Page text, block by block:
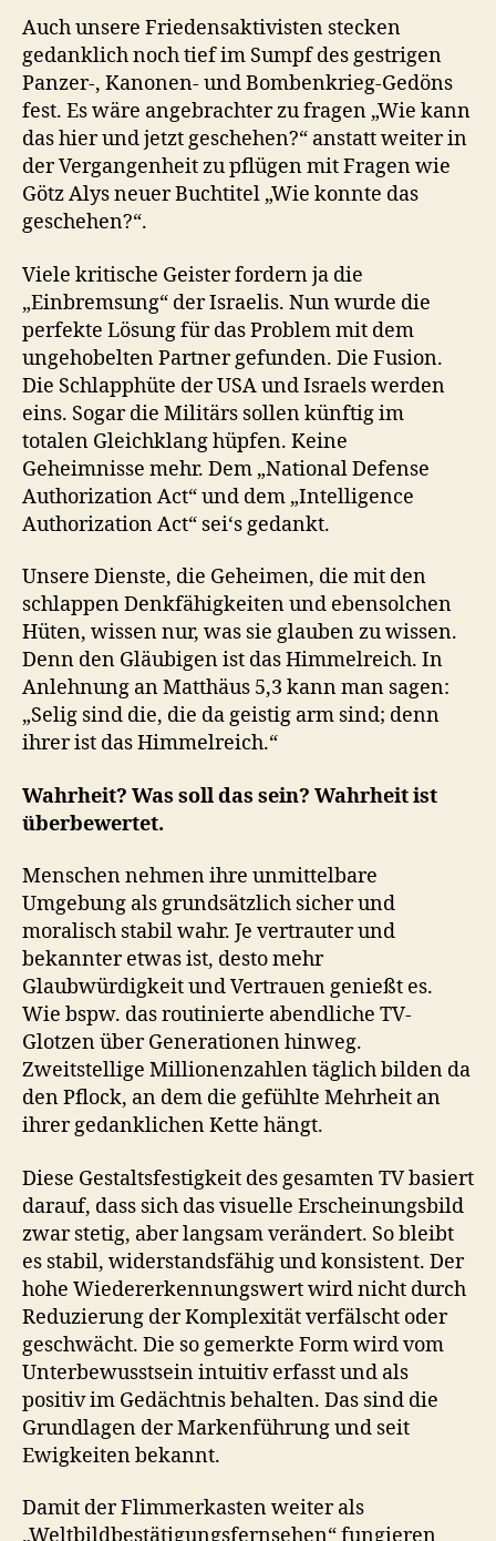
Auch unsere Friedensaktivisten stecken
gedanklich noch tief im Sumpf des gestrigen
Panzer-, Kanonen- und Bombenkrieg-Gedöns
fest. Es wäre angebrachter zu fragen „Wie kann
das hier und jetzt geschehen?“ anstatt weiter in
der Vergangenheit zu pflügen mit Fragen wie
Götz Alys neuer Buchtitel „Wie konnte das
geschehen?“.
Viele kritische Geister fordern ja die
„Einbremsung“ der Israelis. Nun wurde die
perfekte Lösung für das Problem mit dem
ungehobelten Partner gefunden. Die Fusion.
Die Schlapphüte der USA und Israels werden
eins. Sogar die Militärs sollen künftig im
totalen Gleichklang hüpfen. Keine
Geheimnisse mehr. Dem „National Defense
Authorization Act“ und dem „Intelligence
Authorization Act“ sei‘s gedankt.
Unsere Dienste, die Geheimen, die mit den
schlappen Denkfähigkeiten und ebensolchen
Hüten, wissen nur, was sie glauben zu wissen.
Denn den Gläubigen ist das Himmelreich. In
Anlehnung an Matthäus 5,3 kann man sagen:
„Selig sind die, die da geistig arm sind; denn
ihrer ist das Himmelreich.“
Wahrheit? Was soll das sein? Wahrheit ist
überbewertet.
Menschen nehmen ihre unmittelbare
Umgebung als grundsätzlich sicher und
moralisch stabil wahr. Je vertrauter und
bekannter etwas ist, desto mehr
Glaubwürdigkeit und Vertrauen genießt es.
Wie bspw. das routinierte abendliche TV-
Glotzen über Generationen hinweg.
Zweitstellige Millionenzahlen täglich bilden da
den Pflock, an dem die gefühlte Mehrheit an
ihrer gedanklichen Kette hängt.
Diese Gestaltsfestigkeit des gesamten TV basiert
darauf, dass sich das visuelle Erscheinungsbild
zwar stetig, aber langsam verändert. So bleibt
es stabil, widerstandsfähig und konsistent. Der
hohe Wiedererkennungswert wird nicht durch
Reduzierung der Komplexität verfälscht oder
geschwächt. Die so gemerkte Form wird vom
Unterbewusstsein intuitiv erfasst und als
positiv im Gedächtnis behalten. Das sind die
Grundlagen der Markenführung und seit
Ewigkeiten bekannt.
Damit der Flimmerkasten weiter als